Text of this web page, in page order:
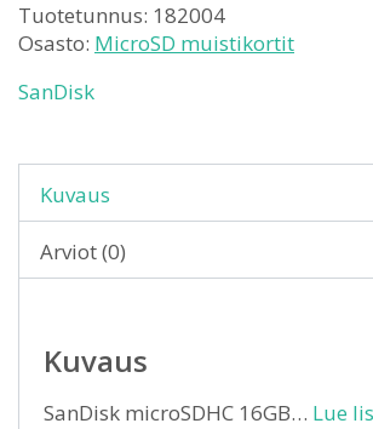
Tuotetunnus: 182004
Osasto: MicroSD muistikortit
SanDisk
Kuvaus
Arviot (0)
Kuvaus
SanDisk microSDHC 16GB… Lue